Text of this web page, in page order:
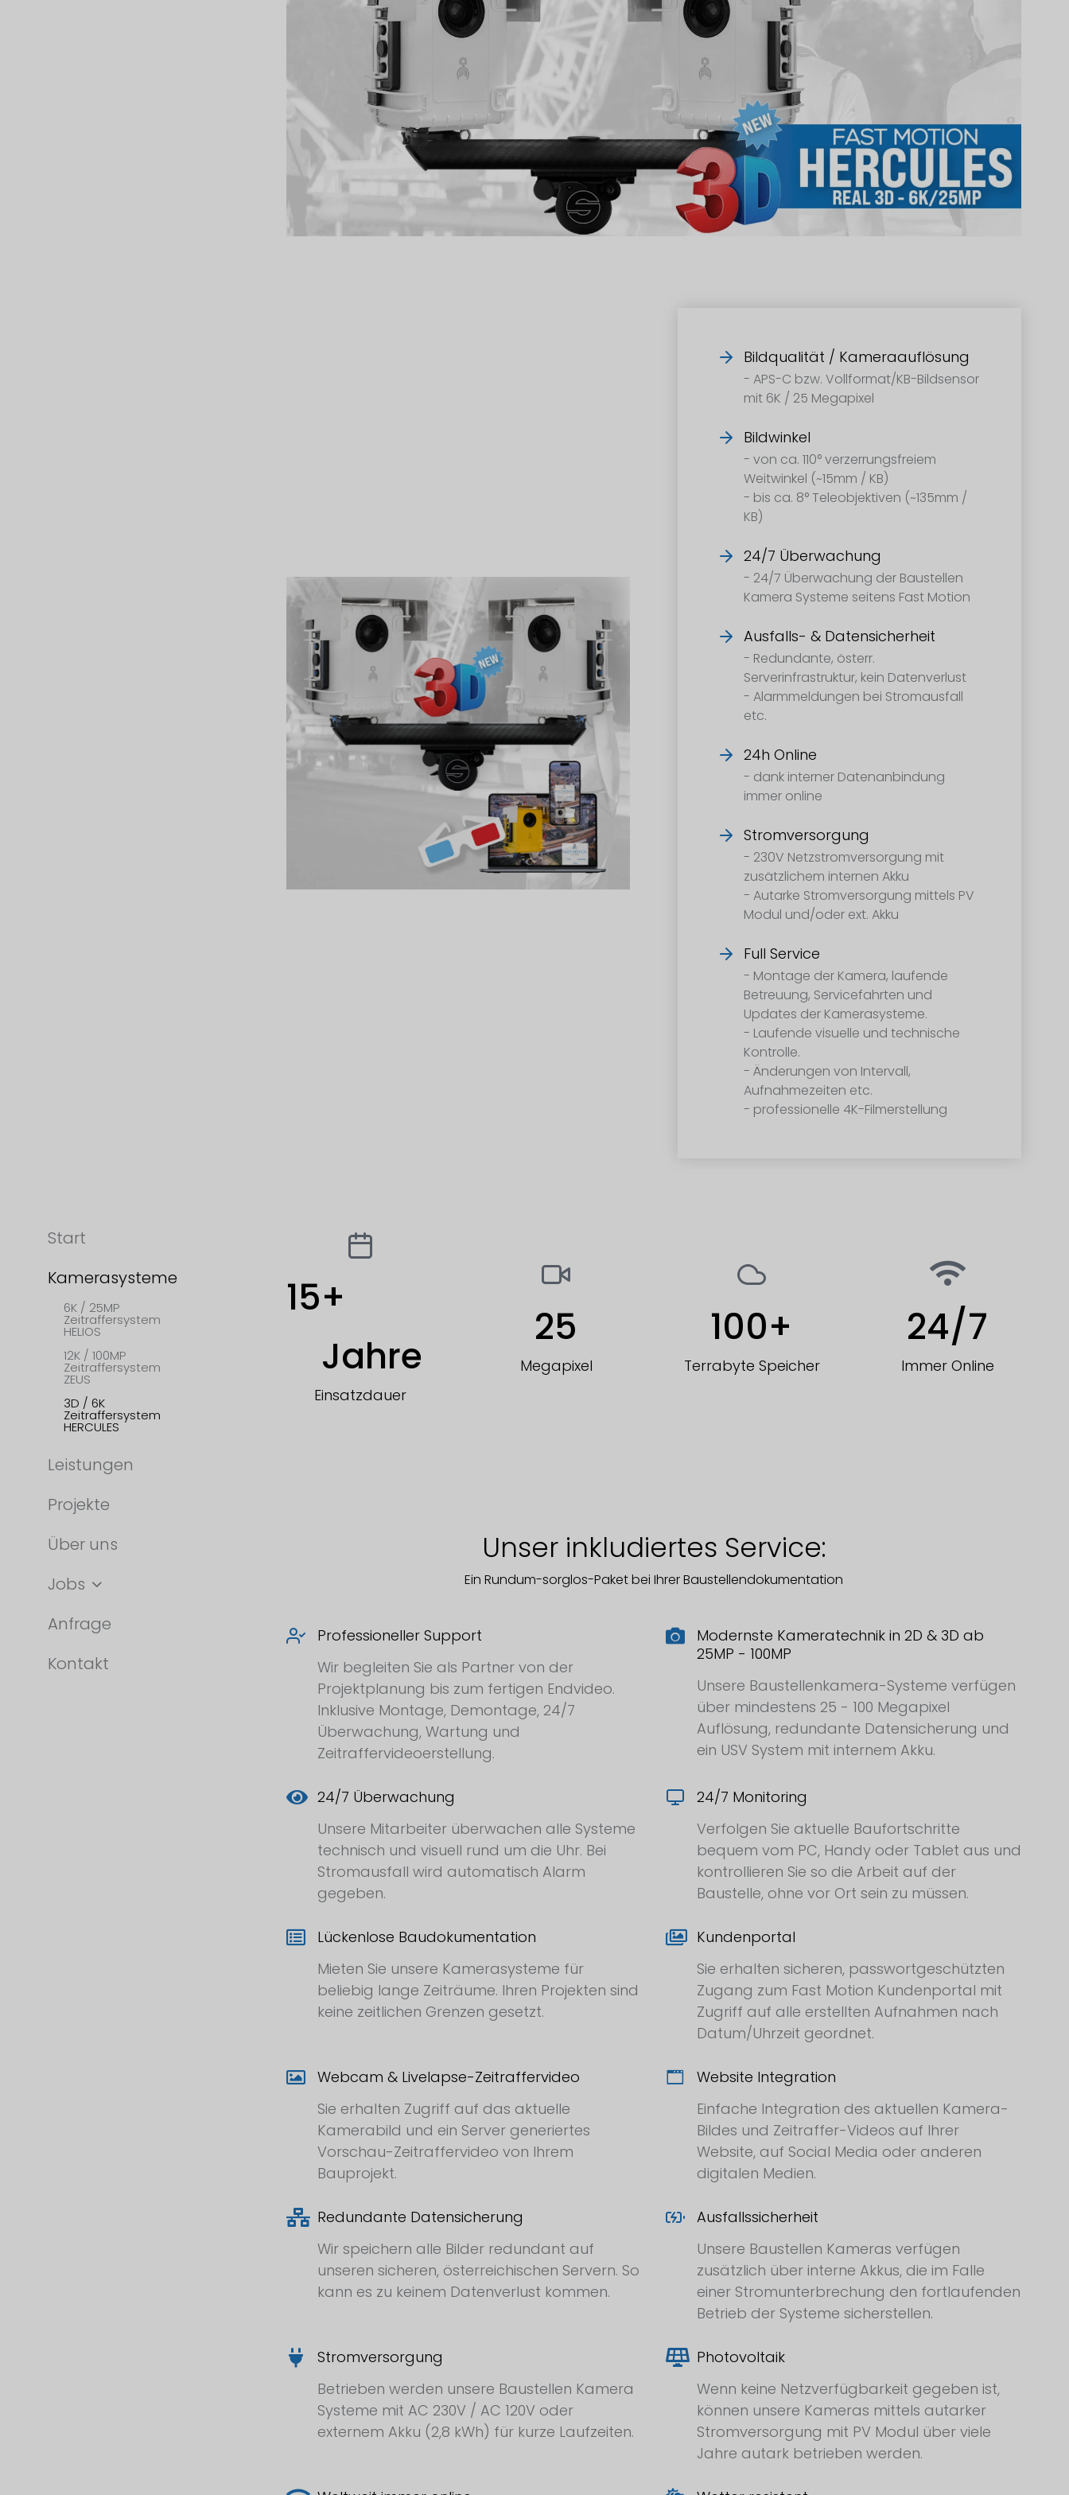
Bildqualität / Kameraauflösung
- APS-C bzw. Vollformat/KB-Bildsensor
mit 6K / 25 Megapixel
Bildwinkel
- von ca. 110° verzerrungsfreiem
Weitwinkel (~15mm / KB)
- bis ca. 8° Teleobjektiven (~135mm /
KB)
24/7 Überwachung
- 24/7 Überwachung der Baustellen
Kamera Systeme seitens Fast Motion
Ausfalls- & Datensicherheit
- Redundante, österr.
Serverinfrastruktur, kein Datenverlust
- Alarmmeldungen bei Stromausfall
etc.
24h Online
- dank interner Datenanbindung
immer online
Stromversorgung
- 230V Netzstromversorgung mit
zusätzlichem internen Akku
- Autarke Stromversorgung mittels PV
Modul und/oder ext. Akku
Full Service
- Montage der Kamera, laufende
Betreuung, Servicefahrten und
Updates der Kamerasysteme.
- Laufende visuelle und technische
Kontrolle.
- Änderungen von Intervall,
Aufnahmezeiten etc.
- professionelle 4K-Filmerstellung
Einsatzdauer
15+
Jahre
Megapixel
25
Terrabyte Speicher
100+
Immer Online
24/7
Unser inkludiertes Service:
Ein Rundum-sorglos-Paket bei Ihrer Baustellendokumentation
Professioneller Support
Wir begleiten Sie als Partner von der
Projektplanung bis zum fertigen Endvideo.
Inklusive Montage, Demontage, 24/7
Überwachung, Wartung und
Zeitraffervideoerstellung.
Modernste Kameratechnik in 2D & 3D ab
25MP - 100MP
Unsere Baustellenkamera-Systeme verfügen
über mindestens 25 - 100 Megapixel
Auflösung, redundante Datensicherung und
ein USV System mit internem Akku.
24/7 Überwachung
Unsere Mitarbeiter überwachen alle Systeme
technisch und visuell rund um die Uhr. Bei
Stromausfall wird automatisch Alarm
gegeben.
24/7 Monitoring
Verfolgen Sie aktuelle Baufortschritte
bequem vom PC, Handy oder Tablet aus und
kontrollieren Sie so die Arbeit auf der
Baustelle, ohne vor Ort sein zu müssen.
Lückenlose Baudokumentation
Mieten Sie unsere Kamerasysteme für
beliebig lange Zeiträume. Ihren Projekten sind
keine zeitlichen Grenzen gesetzt.
Kundenportal
Sie erhalten sicheren, passwortgeschützten
Zugang zum Fast Motion Kundenportal mit
Zugriff auf alle erstellten Aufnahmen nach
Datum/Uhrzeit geordnet.
Webcam & Livelapse-Zeitraffervideo
Sie erhalten Zugriff auf das aktuelle
Kamerabild und ein Server generiertes
Vorschau-Zeitraffervideo von Ihrem
Bauprojekt.
Website Integration
Einfache Integration des aktuellen Kamera-
Bildes und Zeitraffer-Videos auf Ihrer
Website, auf Social Media oder anderen
digitalen Medien.
Redundante Datensicherung
Wir speichern alle Bilder redundant auf
unseren sicheren, österreichischen Servern. So
kann es zu keinem Datenverlust kommen.
Ausfallssicherheit
Unsere Baustellen Kameras verfügen
zusätzlich über interne Akkus, die im Falle
einer Stromunterbrechung den fortlaufenden
Betrieb der Systeme sicherstellen.
Stromversorgung
Betrieben werden unsere Baustellen Kamera
Systeme mit AC 230V / AC 120V oder
externem Akku (2,8 kWh) für kurze Laufzeiten.
Photovoltaik
Wenn keine Netzverfügbarkeit gegeben ist,
können unsere Kameras mittels autarker
Stromversorgung mit PV Modul über viele
Jahre autark betrieben werden.
Start
Kamerasysteme
6K / 25MP
Zeitraffersystem
HELIOS
12K / 100MP
Zeitraffersystem
ZEUS
3D / 6K
Zeitraffersystem
HERCULES
Leistungen
Projekte
Über uns
Jobs
Anfrage
Kontakt